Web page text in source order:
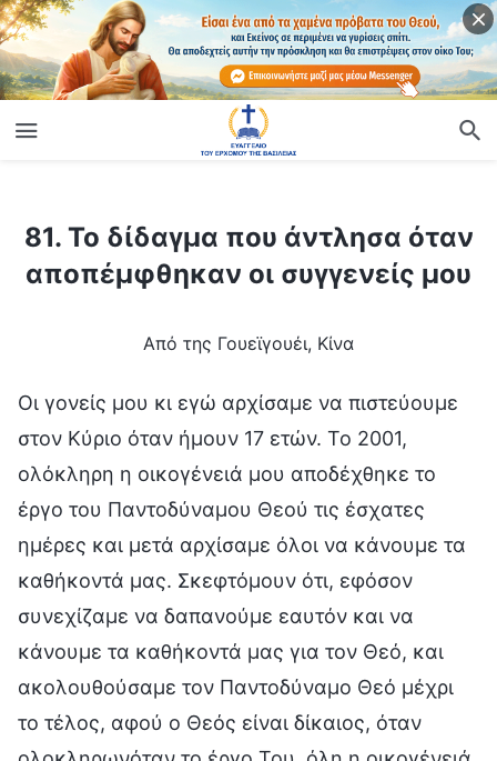
81. Το δίδαγμα που άντλησα όταν
αποπέμφθηκαν οι συγγενείς μου
Από της Γουεϊγουέι, Κίνα
Οι γονείς μου κι εγώ αρχίσαμε να πιστεύουμε
στον Κύριο όταν ήμουν 17 ετών. Το 2001,
ολόκληρη η οικογένειά μου αποδέχθηκε το
έργο του Παντοδύναμου Θεού τις έσχατες
ημέρες και μετά αρχίσαμε όλοι να κάνουμε τα
καθήκοντά μας. Σκεφτόμουν ότι, εφόσον
συνεχίζαμε να δαπανούμε εαυτόν και να
κάνουμε τα καθήκοντά μας για τον Θεό, και
ακολουθούσαμε τον Παντοδύναμο Θεό μέχρι
το τέλος, αφού ο Θεός είναι δίκαιος, όταν